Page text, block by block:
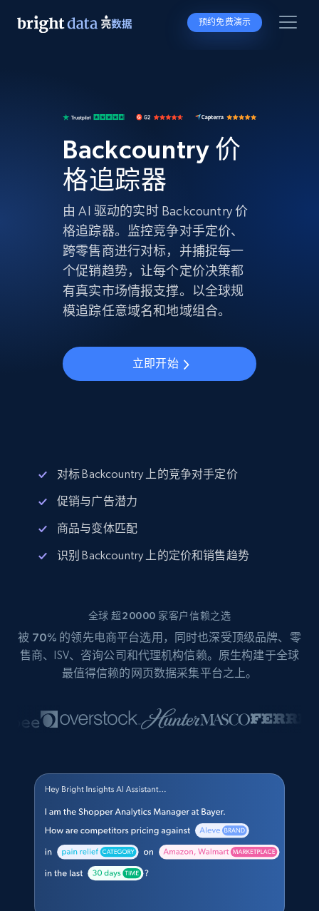
预约免费演示
Backcountry 价
格追踪器
由 AI 驱动的实时 Backcountry 价
格追踪器。监控竞争对手定价、
跨零售商进行对标，并捕捉每一
个促销趋势，让每个定价决策都
有真实市场情报支撑。以全球规
模追踪任意域名和地域组合。
立即开始
对标 Backcountry 上的竞争对手定价
促销与广告潜力
商品与变体匹配
识别 Backcountry 上的定价和销售趋势
全球 超20000 家客户信赖之选
被 70% 的领先电商平台选用，同时也深受顶级品牌、零
售商、ISV、咨询公司和代理机构信赖。原生构建于全球
最值得信赖的网页数据采集平台之上。